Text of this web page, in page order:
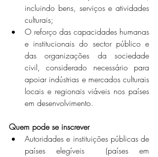
incluindo bens, serviços e atividades
culturais;
O reforço das capacidades humanas
e institucionais do sector público e
das organizações da sociedade
civil, considerado necessário para
apoiar indústrias e mercados culturais
locais e regionais viáveis ​​nos países
em desenvolvimento.
Quem pode se inscrever
Autoridades e instituições públicas de
países elegíveis  (países em